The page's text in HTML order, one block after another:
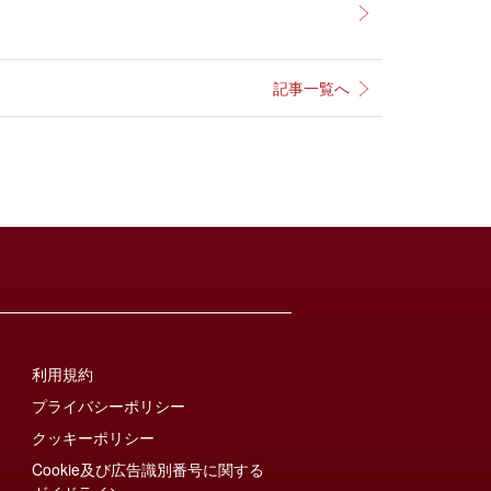
記事一覧へ
利用規約
プライバシーポリシー
クッキーポリシー
Cookie及び広告識別番号に関する